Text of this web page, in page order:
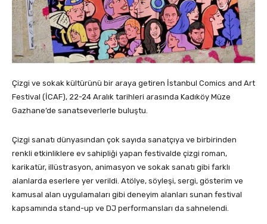
Çizgi ve sokak kültürünü bir araya getiren İstanbul Comics and Art
Festival (İCAF), 22-24 Aralık tarihleri arasında Kadıköy Müze
Gazhane’de sanatseverlerle buluştu.
Çizgi sanatı dünyasından çok sayıda sanatçıya ve birbirinden
renkli etkinliklere ev sahipliği yapan festivalde çizgi roman,
karikatür, illüstrasyon, animasyon ve sokak sanatı gibi farklı
alanlarda eserlere yer verildi. Atölye, söyleşi, sergi, gösterim ve
kamusal alan uygulamaları gibi deneyim alanları sunan festival
kapsamında stand-up ve DJ performansları da sahnelendi.